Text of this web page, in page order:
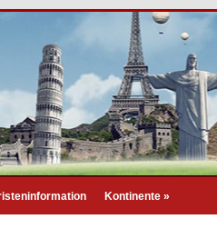
Kontinente »